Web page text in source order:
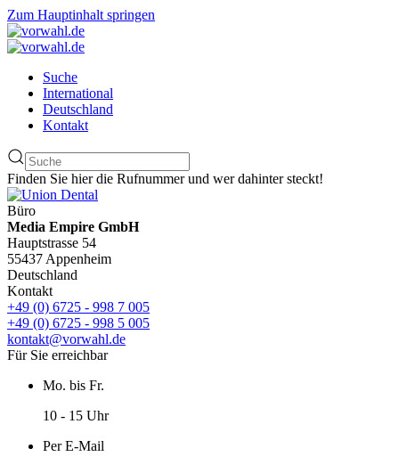
Zum Hauptinhalt springen
Suche
International
Deutschland
Kontakt
Finden Sie hier die Rufnummer und wer dahinter steckt!
Büro
Media Empire GmbH
Hauptstrasse 54
55437 Appenheim
Deutschland
Kontakt
+49 (0) 6725 - 998 7 005
+49 (0) 6725 - 998 5 005
kontakt@vorwahl.de
Für Sie erreichbar
Mo. bis Fr.
10 - 15 Uhr
Per E-Mail